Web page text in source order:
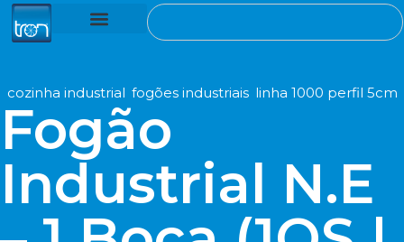
cozinha industrial fogões industriais linha 1000 perfil 5cm
Fogão
Industrial N.E